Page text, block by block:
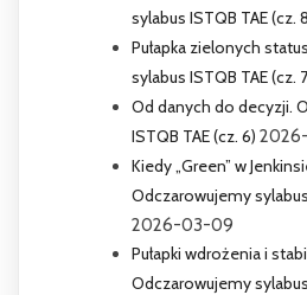
sylabus ISTQB TAE (cz.
Pułapka zielonych
sylabus ISTQB TAE (cz.
Od danych do decyzji.
ISTQB TAE (cz. 6)
Kiedy „Green” w
Odczarowujemy
2026-03-09
Pułapki wdrożenia i
Odczarowujemy